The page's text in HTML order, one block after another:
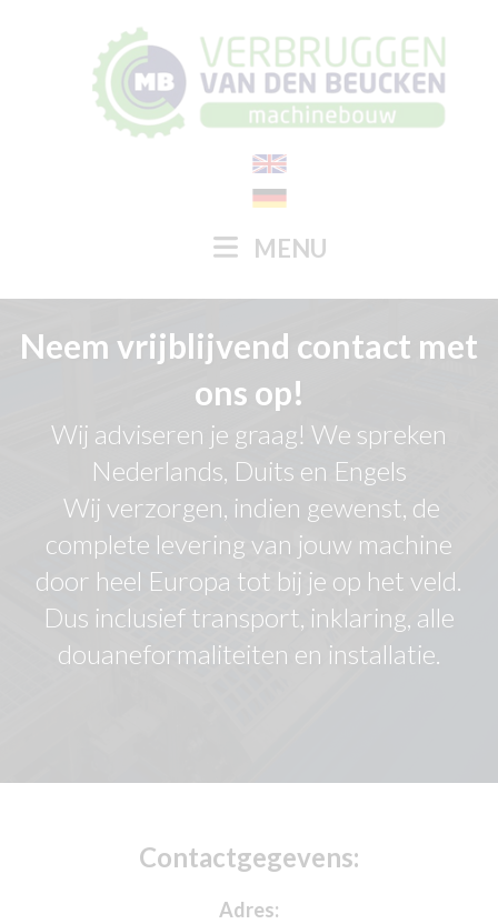
MENU
Neem vrijblijvend contact met
ons op!
Wij adviseren je graag! We spreken
Nederlands, Duits en Engels
Wij verzorgen, indien gewenst, de
complete levering van jouw machine
door heel Europa tot bij je op het veld.
Dus inclusief transport, inklaring, alle
douaneformaliteiten en installatie.
Contactgegevens:
Adres: